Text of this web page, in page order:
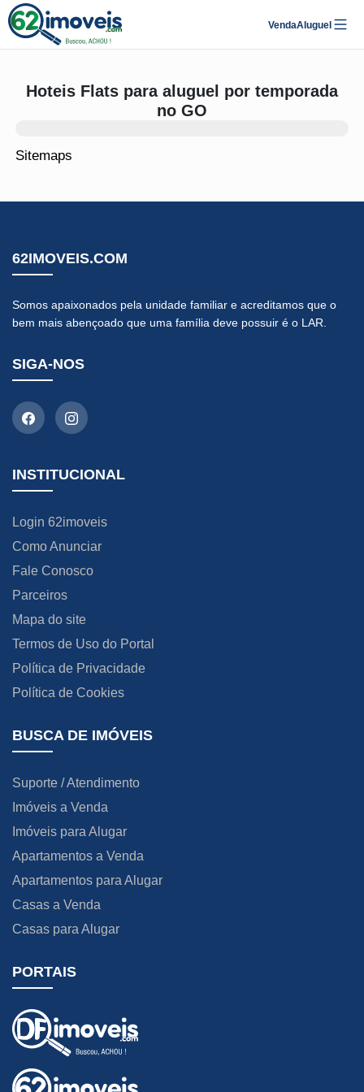
VendaAluguel
Hoteis Flats para aluguel por temporada
no GO
Sitemaps
62IMOVEIS.COM
Somos apaixonados pela unidade familiar e acreditamos que o
bem mais abençoado que uma família deve possuir é o LAR.
SIGA-NOS
INSTITUCIONAL
Login 62imoveis
Como Anunciar
Fale Conosco
Parceiros
Mapa do site
Termos de Uso do Portal
Política de Privacidade
Política de Cookies
BUSCA DE IMÓVEIS
Suporte / Atendimento
Imóveis a Venda
Imóveis para Alugar
Apartamentos a Venda
Apartamentos para Alugar
Casas a Venda
Casas para Alugar
PORTAIS